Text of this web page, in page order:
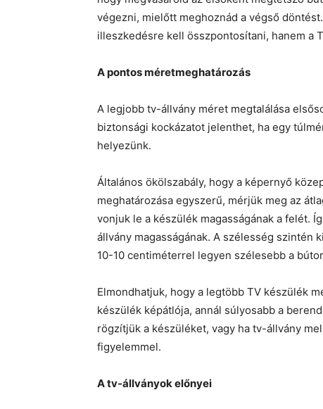
végezni, mielőtt meghoznád a végső
illeszkedésre kell összpontosítani, hanem a
A pontos méretmeghatározás
A legjobb tv-állvány méret megtalálása
biztonsági kockázatot jelenthet, ha egy
helyezünk.
Általános ökölszabály, hogy a képernyő
meghatározása egyszerű, mérjük meg az
vonjuk le a készülék magasságának a felét.
állvány magasságának. A szélesség szintén
10-10 centiméterrel legyen szélesebb a
Elmondhatjuk, hogy a legtöbb TV készülék
készülék képátlója, annál súlyosabb a
rögzítjük a készüléket, vagy ha tv-állvány
figyelemmel.
A tv-állványok előnyei